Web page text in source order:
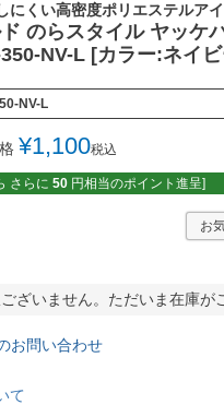
にくい高密度ポリエステルア
のらスタイル ヤッケ
NV-L [カラー:ネイ
NV-L
¥1,100税込
さらに 50 円相当のポイント進呈]
お
ざいません。ただいま在庫が
お問い合わせ
て